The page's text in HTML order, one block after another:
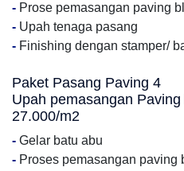
- Prose pemasangan paving
- Upah tenaga pasang
- Finishing dengan stamper/
Paket Pasang Paving 4
Upah pemasangan
27.000/m2
- Gelar batu abu
- Proses pemasangan paving